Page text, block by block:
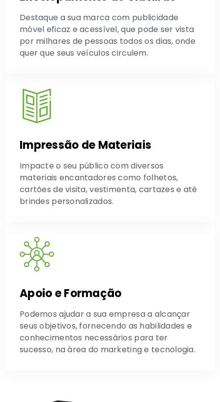
Destaque a sua marca com publicidade
móvel eficaz e acessível, que pode ser vista
por milhares de pessoas todos os dias, onde
quer que seus veículos circulem.
Impressão de Materiais
Impacte o seu público com diversos
materiais encantadores como folhetos,
cartões de visita, vestimenta, cartazes e até
brindes personalizados.
Apoio e Formação
Podemos ajudar a sua empresa a alcançar
seus objetivos, fornecendo as habilidades e
conhecimentos necessários para ter
sucesso, na área do marketing e tecnologia.